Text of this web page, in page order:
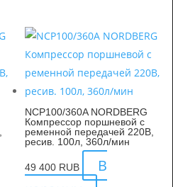
NCP100/360A NORDBERG
Компрессор поршневой с
ременной передачей 220В,
ресив. 100л, 360л/мин
49 400 RUB
В